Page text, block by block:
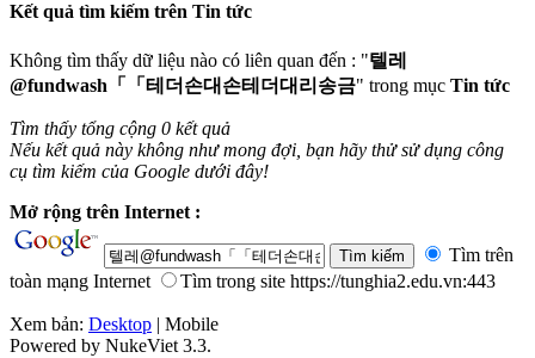
Kết quả tìm kiếm trên Tin tức
Không tìm thấy dữ liệu nào có liên quan đến : "텔레
@fundwash「「테더손대손테더대리송금" trong mục Tin tức
Tìm thấy tổng cộng 0 kết quả
Nếu kết quả này không như mong đợi, bạn hãy thử sử dụng công
cụ tìm kiếm của Google dưới đây!
Mở rộng trên Internet :
Tìm trên
toàn mạng Internet
Tìm trong site https://tunghia2.edu.vn:443
Xem bản: Desktop | Mobile
Powered by NukeViet 3.3.